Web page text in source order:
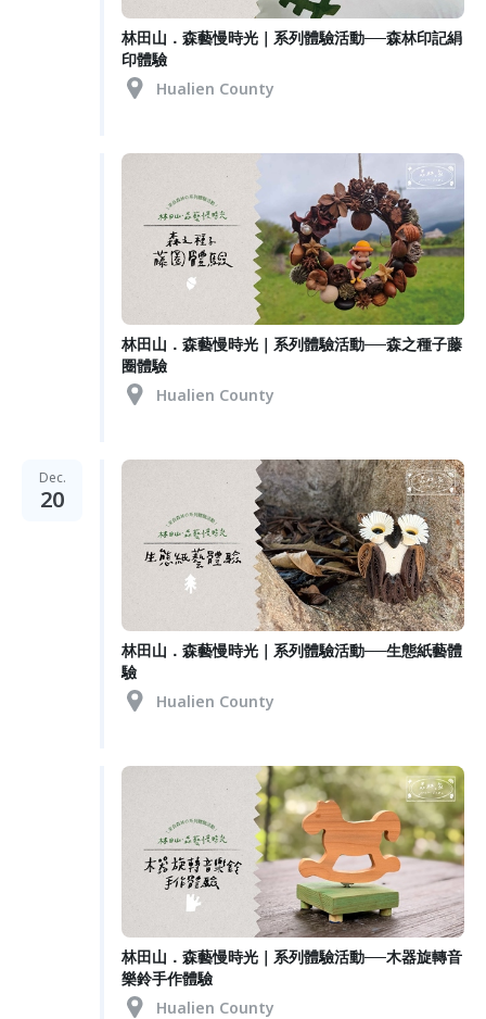
林田山．森藝慢時光｜系列體驗活動──森林印記絹
印體驗
Hualien County
林田山．森藝慢時光｜系列體驗活動──森之種子藤
圈體驗
Hualien County
Dec.
20
林田山．森藝慢時光｜系列體驗活動──生態紙藝體
驗
Hualien County
林田山．森藝慢時光｜系列體驗活動──木器旋轉音
樂鈴手作體驗
Hualien County